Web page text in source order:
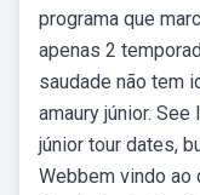
programa que
apenas 2
saudade não tem
amaury júnior.
júnior tour dates,
Webbem vindo